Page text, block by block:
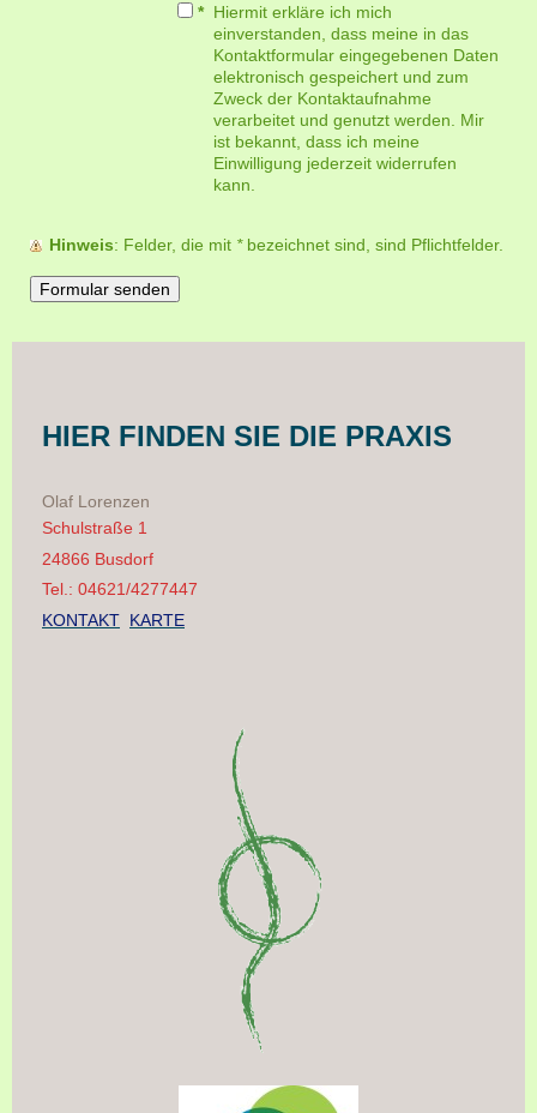
* Hiermit erkläre ich mich
einverstanden, dass meine in das
Kontaktformular eingegebenen Daten
elektronisch gespeichert und zum
Zweck der Kontaktaufnahme
verarbeitet und genutzt werden. Mir
ist bekannt, dass ich meine
Einwilligung jederzeit widerrufen
kann.
Hinweis : Felder, die mit *bezeichnet sind, sind Pflichtfelder.
HIER FINDEN SIE DIE PRAXIS
Olaf Lorenzen
Schulstraße 1
24866 Busdorf
Tel.: 04621/4277447
KONTAKT KARTE